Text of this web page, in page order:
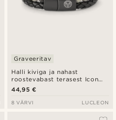
Halli kiviga ja nahast
roostevabast terasest Icon
käevõru
Graveeritav
44,95 €
8 VÄRVI LUCLEON